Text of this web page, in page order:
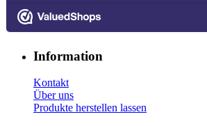
Information
Kontakt
Über uns
Produkte herstellen lassen